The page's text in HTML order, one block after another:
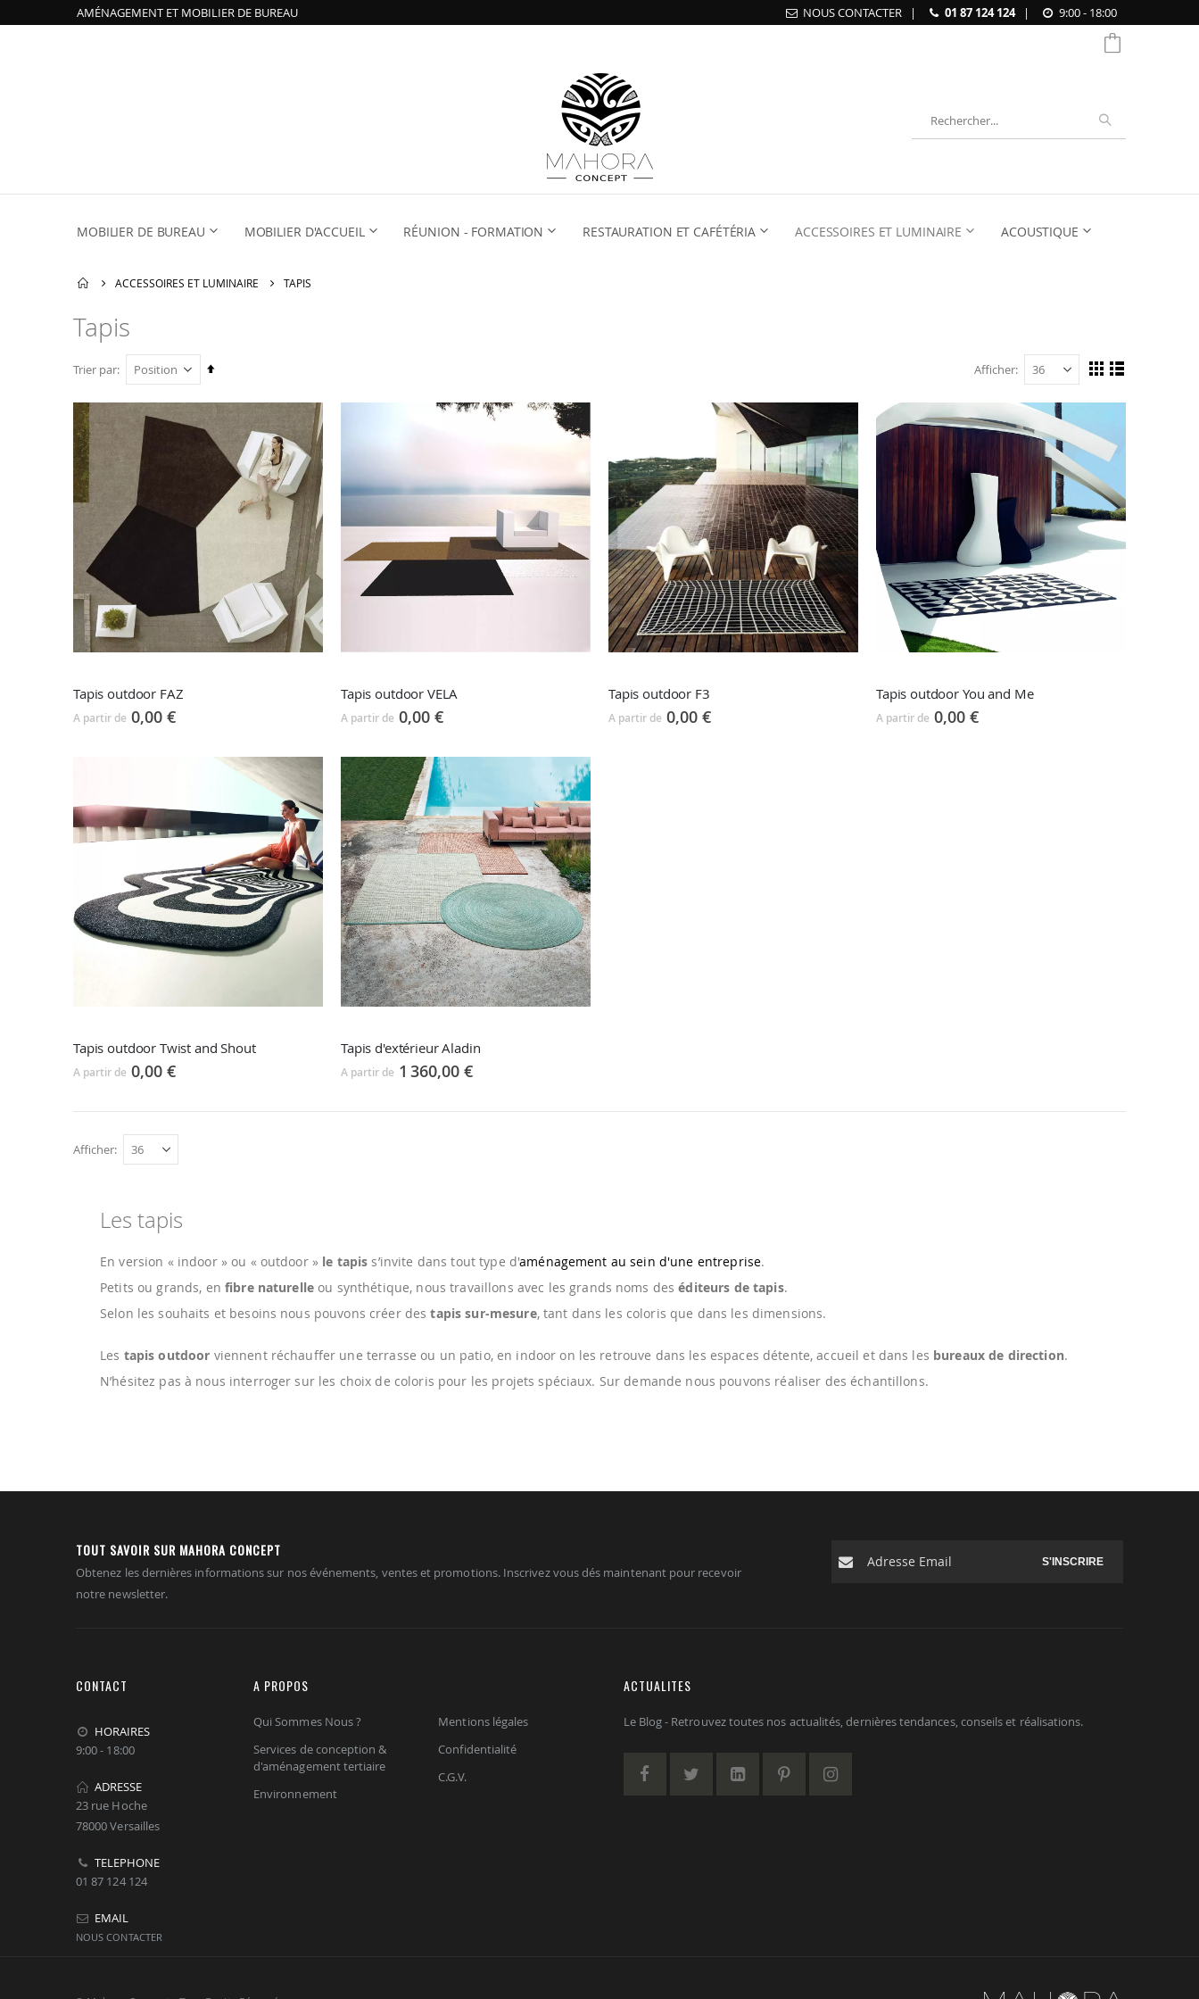
AMÉNAGEMENT ET MOBILIER DE BUREAU NOUS CONTACTER | 01 87 124 124 | 9:00 - 18:00
MOBILIER DE BUREAU MOBILIER D'ACCUEIL RÉUNION - FORMATION RESTAURATION ET CAFÉTÉRIA ACCESSOIRES ET LUMINAIRE ACOUSTIQUE
ACCESSOIRES ET LUMINAIRE TAPIS
Tapis
Trier par
Par
décroissant
Afficher
Afficher
GrilleListe
Tapis outdoor FAZ
A partir de 0,00 €
Tapis outdoor VELA
A partir de 0,00 €
Tapis outdoor F3
A partir de 0,00 €
Tapis outdoor You and Me
A partir de 0,00 €
Tapis outdoor Twist and Shout
A partir de 0,00 €
Tapis d'extérieur Aladin
A partir de 1 360,00 €
Afficher
Les tapis
En version « indoor » ou « outdoor » le tapis s’invite dans tout type d'aménagement au sein d'une entreprise.
Petits ou grands, en fibre naturelle ou synthétique, nous travaillons avec les grands noms deséditeurs de tapis.
Selon les souhaits et besoins nous pouvons créer destapis sur-mesure, tant dans les coloris que dans les dimensions.
Les tapis outdoor viennent réchauffer une terrasse ou un patio, en indoor on les retrouve dans les espaces détente, accueil et dans les bureaux de direction.
N’hésitez pas à nous interroger sur les choix de coloris pour les projets spéciaux. Sur demande nous pouvons réaliser des échantillons.
TOUT SAVOIR SUR MAHORA CONCEPT
Obtenez les dernières informations sur nos événements, ventes et promotions. Inscrivez vous dés maintenant pour recevoir
notre newsletter.
S'INSCRIRE
CONTACT
HORAIRES
9:00 - 18:00
ADRESSE
23 rue Hoche
78000 Versailles
TELEPHONE
01 87 124 124
EMAIL
NOUS CONTACTER
A PROPOS
Qui Sommes Nous ?
Services de conception &
d'aménagement tertiaire
Environnement
Mentions légales
Confidentialité
C.G.V.
ACTUALITES
Le Blog - Retrouvez toutes nos actualités, dernières tendances, conseils et réalisations.